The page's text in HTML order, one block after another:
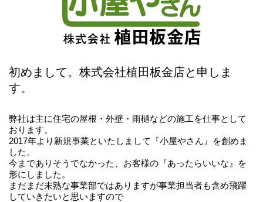
初めまして。株式会社植田板金店と申しま
す。
弊社は主に住宅の屋根・外壁・雨樋などの施工を仕事として
おります。
2017年より新規事業といたしまして『小屋やさん』を創めま
した。
今までありそうでなかった、お客様の『あったらいいな』を
形にしました。
まだまだ未熟な事業部ではありますが事業担当者も含め飛躍
していきたいと思いますので